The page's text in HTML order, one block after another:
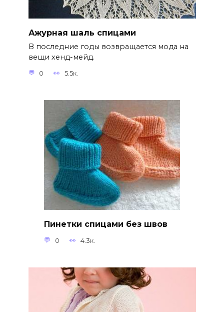
Ажурная шаль спицами
В последние годы возвращается мода на
вещи хенд-мейд.
0 5.5к.
Пинетки спицами без швов
0 4.3к.